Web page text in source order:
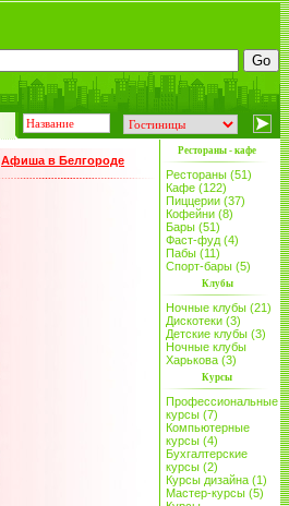
Афиша в Белгороде
Рестораны - кафе
Рестораны (51)
Кафе (122)
Пиццерии (37)
Кофейни (8)
Бары (51)
Фаст-фуд (4)
Пабы (11)
Спорт-бары (5)
Клубы
Ночные клубы (21)
Дискотеки (3)
Детские клубы (3)
Ночные клубы
Харькова (3)
Курсы
Профессиональные
курсы (7)
Компьютерные
курсы (4)
Бухгалтерские
курсы (2)
Курсы дизайна (1)
Мастер-курсы (5)